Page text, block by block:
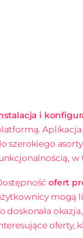
i
Aplikacja
szerokiego
ofert
mogą
doskonała
oferty,